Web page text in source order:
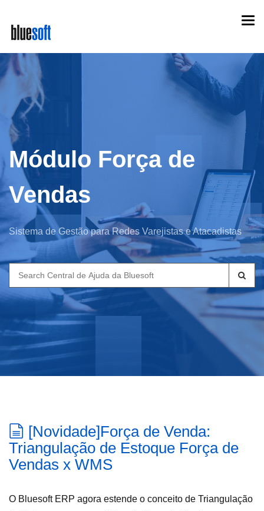
main
content
Módulo Força de
Vendas
Sistema de Gestão para Redes Varejistas e Atacadistas
Search
for:
[Novidade]Força de Venda:
Triangulação de Estoque Força de
Vendas x WMS
O Bluesoft ERP agora estende o conceito de Triangulação